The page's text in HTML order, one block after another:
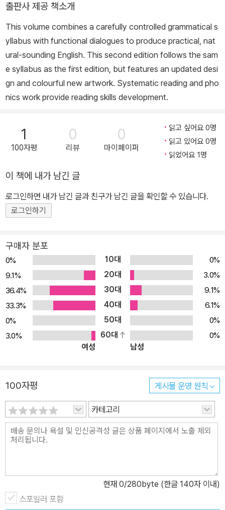
출판사 제공 책소개
This volume combines a carefully controlled grammatical s
yllabus with functional dialogues to produce practical, nat
ural-sounding English. This second edition follows the sam
e syllabus as the first edition, but features an updated desi
gn and colourful new artwork. Systematic reading and pho
nics work provide reading skills development.
1
100자평
0
리뷰
0
마이페이퍼
읽고 싶어요 0명
읽고 있어요 0명
읽었어요 1명
이 책에 내가 남긴 글
로그인하면 내가 남긴 글과 친구가 남긴 글을 확인할 수 있습니다.
로그인하기
구매자 분포
0% 10대
0%
9.1%
20대
3.0%
36.4%
30대
9.1%
33.3%
40대
6.1%
0%
50대
0%
3.0%
60대
0%
여성
남성
100자평 게시물 운영 원칙
카테고리
현재 0/280byte (한글 140자 이내)
스포일러 포함